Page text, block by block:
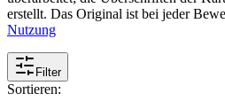
erstellt. Das Original ist bei jeder
Nutzung
Filter
Sortieren: